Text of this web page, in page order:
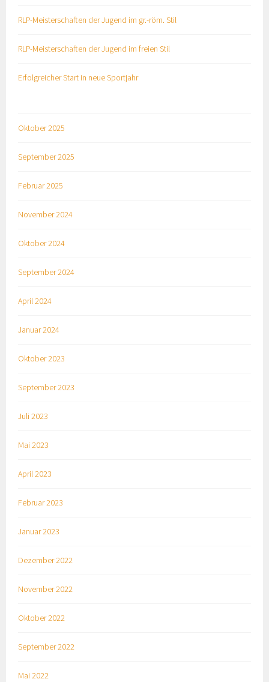
RLP-Meisterschaften der Jugend im gr.-röm. Stil
RLP-Meisterschaften der Jugend im freien Stil
Erfolgreicher Start in neue Sportjahr
Oktober 2025
September 2025
Februar 2025
November 2024
Oktober 2024
September 2024
April 2024
Januar 2024
Oktober 2023
September 2023
Juli 2023
Mai 2023
April 2023
Februar 2023
Januar 2023
Dezember 2022
November 2022
Oktober 2022
September 2022
Mai 2022